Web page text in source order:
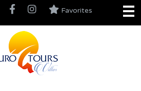
Favorites